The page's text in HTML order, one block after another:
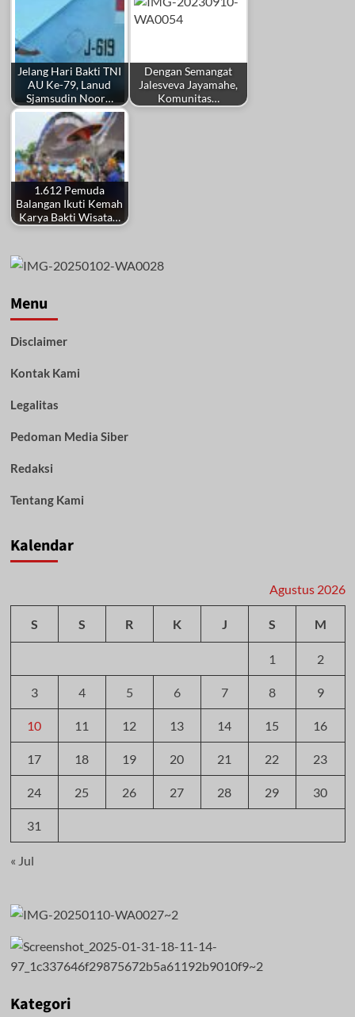
Jelang Hari Bakti TNI
AU Ke-79, Lanud
Sjamsudin Noor…
Dengan Semangat
Jalesveva Jayamahe,
Komunitas…
1.612 Pemuda
Balangan Ikuti Kemah
Karya Bakti Wisata…
Menu
Disclaimer
Kontak Kami
Legalitas
Pedoman Media Siber
Redaksi
Tentang Kami
Kalendar
Agustus 2026
S S R K J S M
1 2
3 4 5 6 7 8 9
10 11 12 13 14 15 16
17 18 19 20 21 22 23
24 25 26 27 28 29 30
31
« Jul
Kategori